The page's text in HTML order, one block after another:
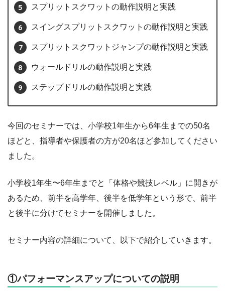
スプリットスクワットの動作説明と実践
スイングスプリットスクワットの動作説明と実践
スプリットスクワットジャンプの動作説明と実践
ウォールドリルの動作説明と実践
ステップドリルの動作説明と実践
今回のセミナーでは、小学校1年生から6年生までの50名
ほどと、指導者や保護者の方が20名ほど参加してください
ました。
小学校1年生〜6年生までと「体格や競技レベル」に開きが
あるため、前半を高学年、後半を低学年という形で、前半
と後半に分けてセミナーを開催しました。
セミナー内容の詳細について、以下で紹介していきます。
①パフォーマンスアップについての説明